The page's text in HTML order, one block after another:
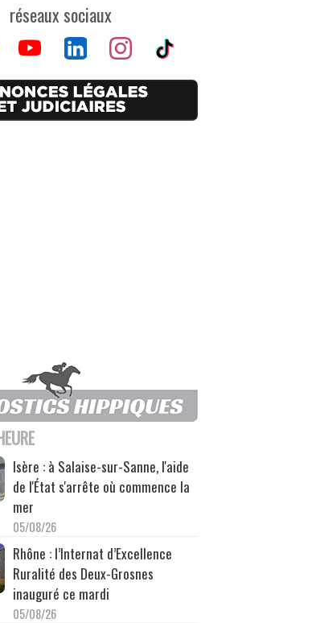
réseaux sociaux
Isère : à Salaise-sur-Sanne, l'aide
de l'État s'arrête où commence la
mer
05/08/26
Rhône : l’Internat d’Excellence
Ruralité des Deux-Grosnes
inauguré ce mardi
05/08/26